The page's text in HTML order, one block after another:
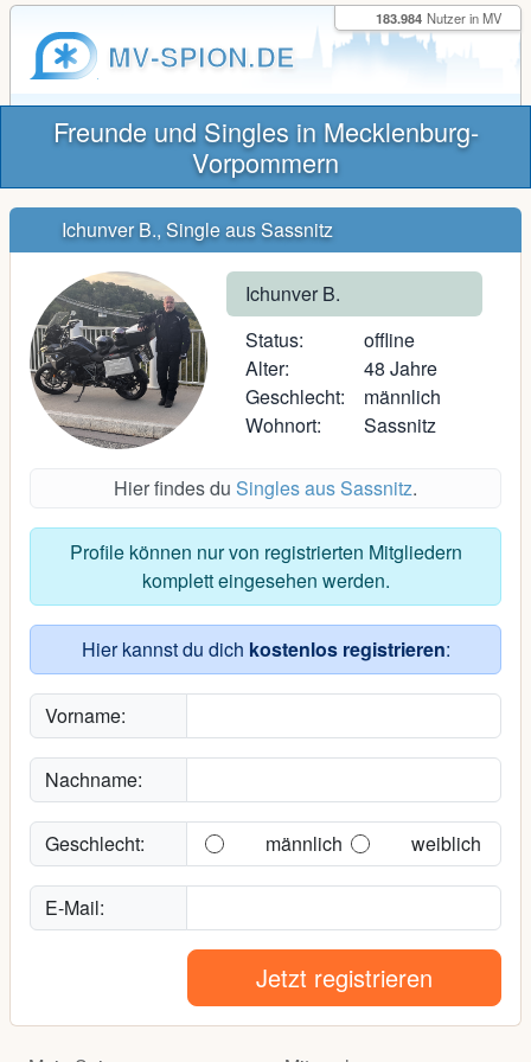
MV-SPION.DE
183.984 Nutzer in MV
Freunde und Singles in Mecklenburg-
Vorpommern
Ichunver B., Single aus Sassnitz
Ichunver B.
Status:
offline
Alter:
48 Jahre
Geschlecht:
männlich
Wohnort:
Sassnitz
Hier findes du Singles aus Sassnitz.
Profile können nur von registrierten Mitgliedern
komplett eingesehen werden.
Hier kannst du dich kostenlos registrieren:
Vorname:
Nachname:
Geschlecht: männlich weiblich
E-Mail:
Jetzt registrieren